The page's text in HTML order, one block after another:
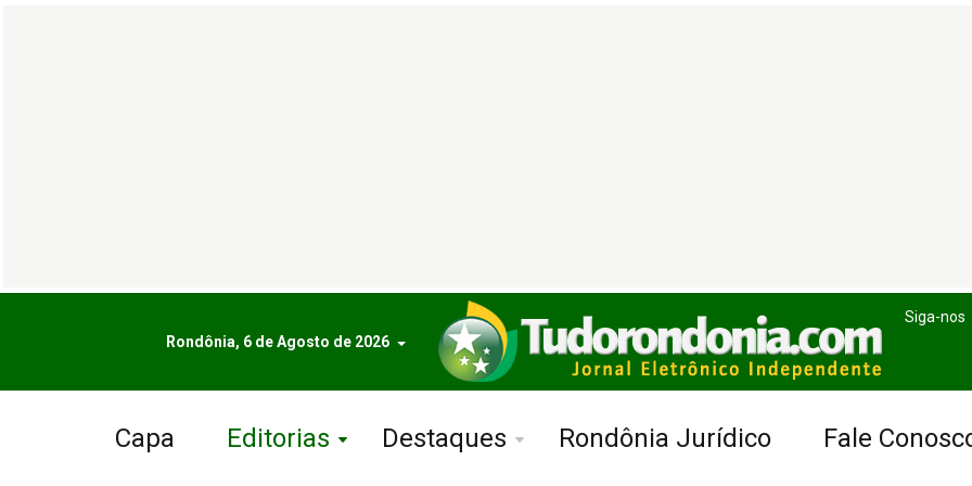
Rondônia, 6 de Agosto de 2026
Siga-nos
Capa Editorias Destaques Rondônia Jurídico Fale